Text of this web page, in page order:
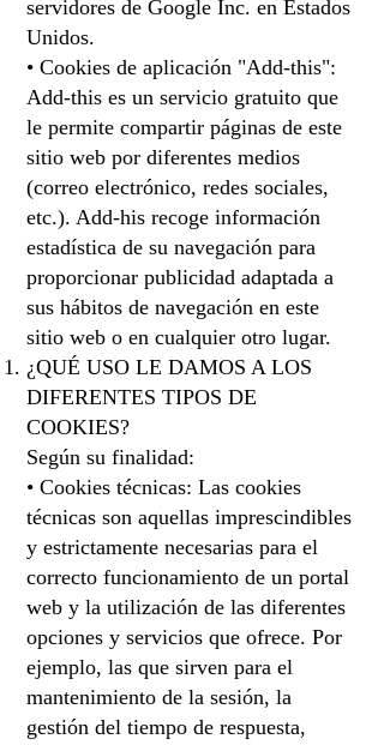
servidores de Google Inc. en Estados
Unidos.
• Cookies de aplicación "Add-this":
Add-this es un servicio gratuito que
le permite compartir páginas de este
sitio web por diferentes medios
(correo electrónico, redes sociales,
etc.). Add-his recoge información
estadística de su navegación para
proporcionar publicidad adaptada a
sus hábitos de navegación en este
sitio web o en cualquier otro lugar.
¿QUÉ USO LE DAMOS A LOS
DIFERENTES TIPOS DE
COOKIES?
Según su finalidad:
• Cookies técnicas: Las cookies
técnicas son aquellas imprescindibles
y estrictamente necesarias para el
correcto funcionamiento de un portal
web y la utilización de las diferentes
opciones y servicios que ofrece. Por
ejemplo, las que sirven para el
mantenimiento de la sesión, la
gestión del tiempo de respuesta,